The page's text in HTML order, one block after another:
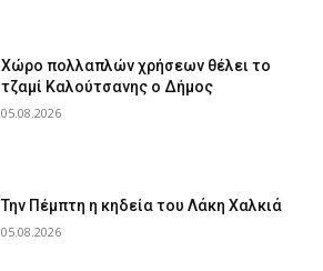
Χώρο πολλαπλών χρήσεων θέλει το
τζαμί Καλούτσανης ο Δήμος
05.08.2026
Την Πέμπτη η κηδεία του Λάκη Χαλκιά
05.08.2026